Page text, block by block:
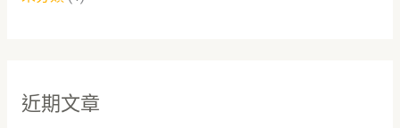
近期文章